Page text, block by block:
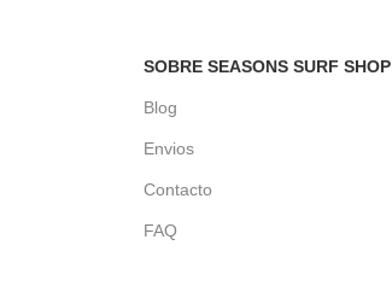
SOBRE SEASONS SURF SHOP
Blog
Envios
Contacto
FAQ